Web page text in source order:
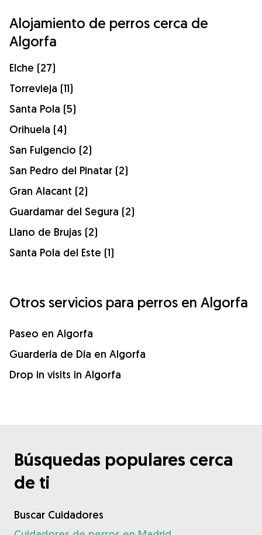
Alojamiento de perros cerca de
Algorfa
Elche (27)
Torrevieja (11)
Santa Pola (5)
Orihuela (4)
San Fulgencio (2)
San Pedro del Pinatar (2)
Gran Alacant (2)
Guardamar del Segura (2)
Llano de Brujas (2)
Santa Pola del Este (1)
Otros servicios para perros en Algorfa
Paseo en Algorfa
Guardería de Día en Algorfa
Drop in visits in Algorfa
Búsquedas populares cerca
de ti
Buscar Cuidadores